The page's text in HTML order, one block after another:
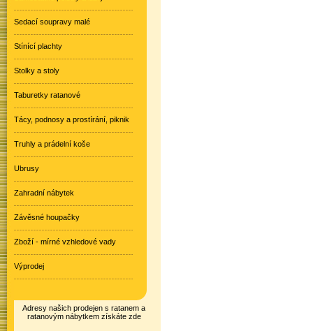
Sedací soupravy malé
Stínící plachty
Stolky a stoly
Taburetky ratanové
Tácy, podnosy a prostírání, piknik
Truhly a prádelní koše
Ubrusy
Zahradní nábytek
Závěsné houpačky
Zboží - mírné vzhledové vady
Výprodej
Adresy našich prodejen s ratanem a
ratanovým nábytkem získáte zde